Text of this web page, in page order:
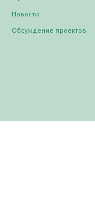
Новости
Обсуждение проектов